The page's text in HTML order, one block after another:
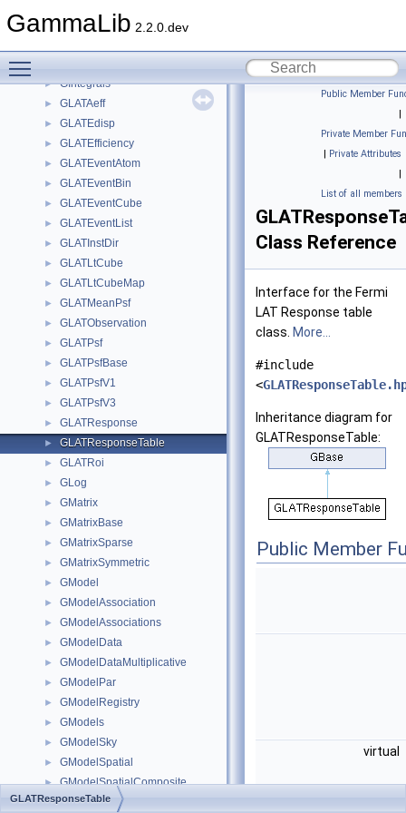
GammaLib 2.2.0.dev
► GHorizDir
► GIntegrals
► GLATAeff
► GLATEdisp
► GLATEfficiency
► GLATEventAtom
► GLATEventBin
► GLATEventCube
► GLATEventList
► GLATInstDir
► GLATLtCube
► GLATLtCubeMap
► GLATMeanPsf
► GLATObservation
► GLATPsf
► GLATPsfBase
► GLATPsfV1
► GLATPsfV3
► GLATResponse
► GLATResponseTable
► GLATRoi
► GLog
► GMatrix
► GMatrixBase
► GMatrixSparse
► GMatrixSymmetric
► GModel
► GModelAssociation
► GModelAssociations
► GModelData
► GModelDataMultiplicative
► GModelPar
► GModelRegistry
► GModels
► GModelSky
► GModelSpatial
► GModelSpatialComposite
► GModelSpatialDiffuse
Public Member
|
Private Member
| Private Attributes
|
List of all members
Class Reference
Interface for the Fermi
LAT Response table
class. More...
#include
<
Inheritance diagram for
GLATResponseTable:
Public Member
virtual
GLATResponseTable